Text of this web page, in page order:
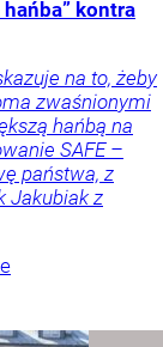
kontra
na to, żeby
zwaśnionymi
hańbą na
SAFE –
państwa, z
Jakubiak z